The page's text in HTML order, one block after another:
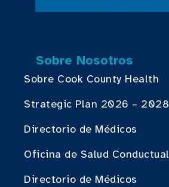
Sobre Nosotros
Sobre Cook County Health
Strategic Plan 2026 – 2028
Directorio de Médicos
Oficina de Salud Conductual
Directorio de Médicos